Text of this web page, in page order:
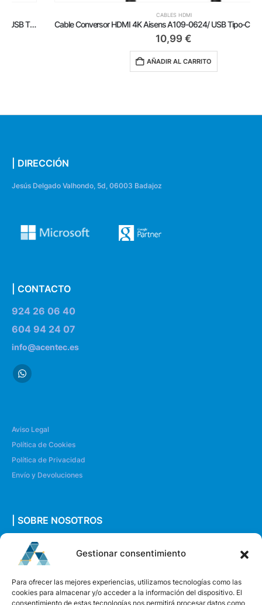
Gestionar consentimiento
Para ofrecer las mejores experiencias, utilizamos tecnologías como las
cookies para almacenar y/o acceder a la información del dispositivo. El
consentimiento de estas tecnologías nos permitirá procesar datos como
Cable Conversor HDMI 4K Aisens A109-0624/ USB Tipo-C Macho – HDMI Macho/ Hasta 27W/ 1250Mbps/ 1.8m/ Negro
AÑADIR AL CARRITO
| DIRECCIÓN
Jesús Delgado Valhondo, 5d, 06003 Badajoz
| CONTACTO
924 26 06 40
604 94 24 07
info@acentec.es
Aviso Legal
Política de Cookies
Política de Privacidad
Envío y Devoluciones
| SOBRE NOSOTROS
Quiénes somos
Envíanos un mensaje